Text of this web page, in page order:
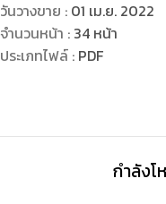
วันวางขาย : 01 เม.ย. 2022
จำนวนหน้า : 34 หน้า
ประเภทไฟล์: PDF
กำลังโ